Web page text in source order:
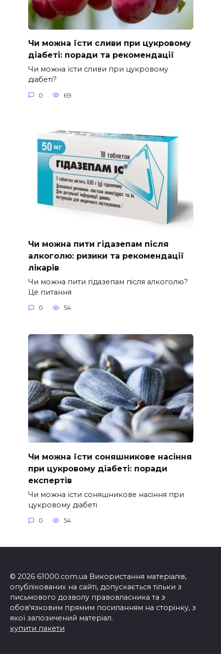
Чи можна їсти сливи при цукровому
діабеті: поради та рекомендації
Чи можна їсти сливи при цукровому
діабеті?
0 69
Чи можна пити гідазепам після
алкоголю: ризики та рекомендації
лікарів
Чи можна пити гідазепам після алкоголю?
Це питання
0 54
Чи можна їсти соняшникове насіння
при цукровому діабеті: поради
експертів
Чи можна їсти соняшникове насіння при
цукровому діабеті
0 54
© 2026 61000.com.ua Використання матеріалів,
опублікованих на сайті, допускається тільки з
письмового дозволу правовласника та з
обов'язковим прямим посиланням на сторінку, з
якої запозичений матеріал.
купити пакети